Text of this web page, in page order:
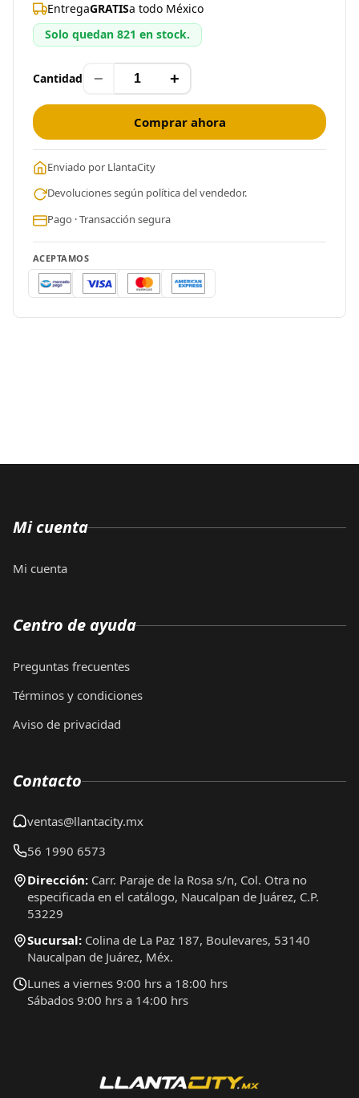
EntregaGRATISa todo México
Solo quedan 821 en stock.
Cantidad − +
Comprar ahora
Enviado por LlantaCity
Devoluciones según política del vendedor.
Pago · Transacción segura
ACEPTAMOS
Mi cuenta
Mi cuenta
Centro de ayuda
Preguntas frecuentes
Términos y condiciones
Aviso de privacidad
Contacto
ventas@llantacity.mx
56 1990 6573
Dirección: Carr. Paraje de la Rosa s/n, Col. Otra no
especificada en el catálogo, Naucalpan de Juárez, C.P.
53229
Sucursal: Colina de La Paz 187, Boulevares, 53140
Naucalpan de Juárez, Méx.
Lunes a viernes 9:00 hrs a 18:00 hrs
Sábados 9:00 hrs a 14:00 hrs